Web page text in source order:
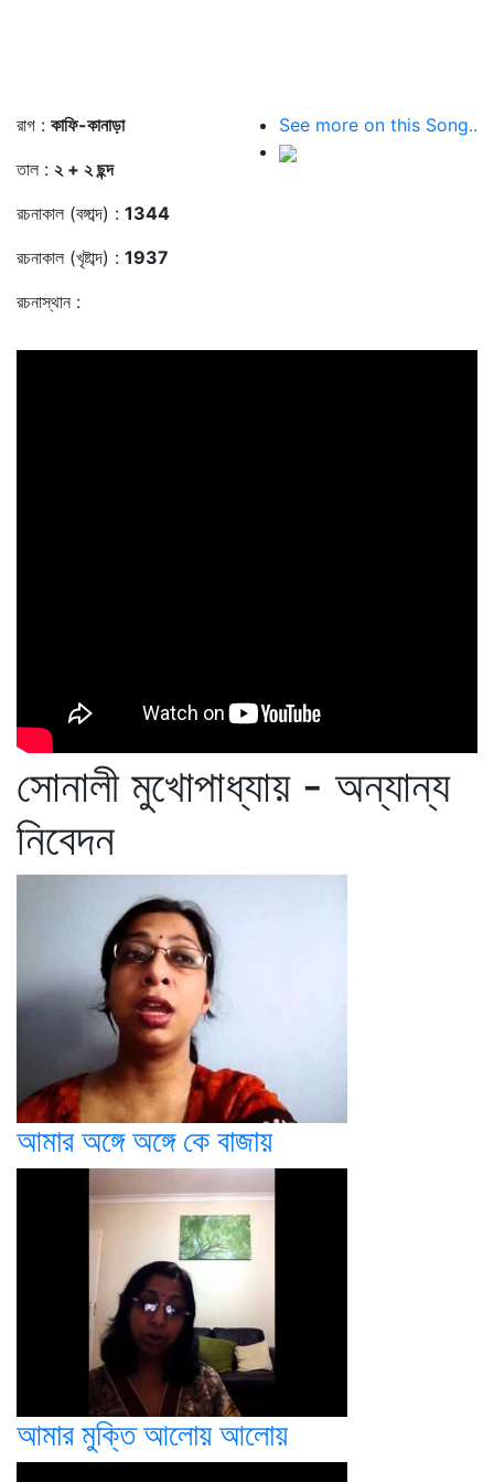
রাগ : কাফি-কানাড়া
তাল : ২ + ২ ছন্দ
রচনাকাল (বঙ্গাব্দ) : 1344
রচনাকাল (খৃষ্টাব্দ) : 1937
রচনাস্থান :
See more on this Song..
সোনালী মুখোপাধ্যায় - অন্যান্য
নিবেদন
আমার অঙ্গে অঙ্গে কে বাজায়
আমার মুক্তি আলোয় আলোয়